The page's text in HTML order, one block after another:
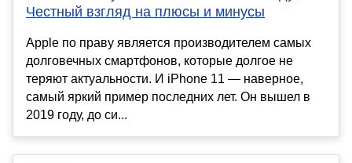
Честный взгляд на плюсы и минусы
Apple по праву является производителем самых
долговечных смартфонов, которые долгое не
теряют актуальности. И iPhone 11 — наверное,
самый яркий пример последних лет. Он вышел в
2019 году, до си...